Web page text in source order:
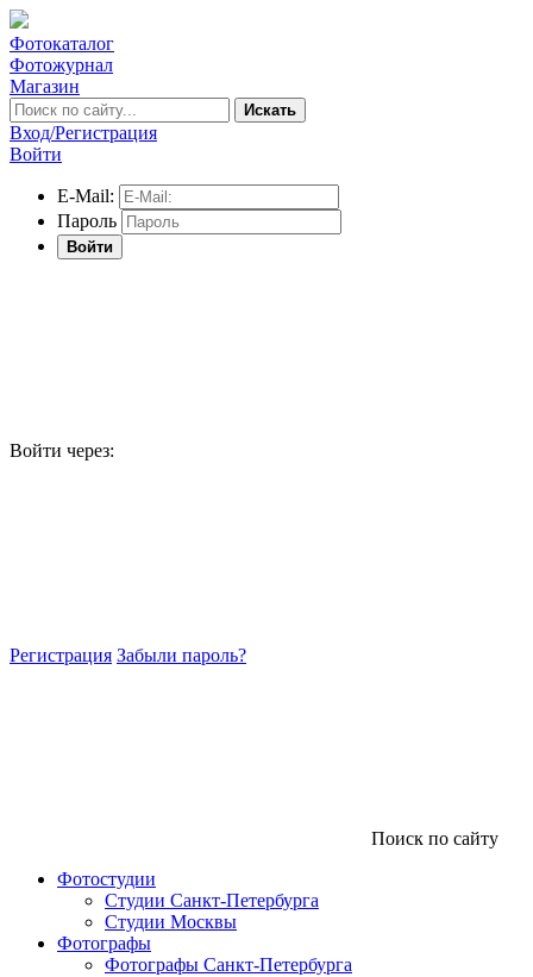
Фотокаталог
Фотожурнал
Магазин
Искать
Вход/Регистрация
Войти
E-Mail:
Пароль
Войти
Войти через:
Регистрация Забыли пароль?
Поиск по сайту
Фотостудии
Студии Санкт-Петербурга
Студии Москвы
Фотографы
Фотографы Санкт-Петербурга